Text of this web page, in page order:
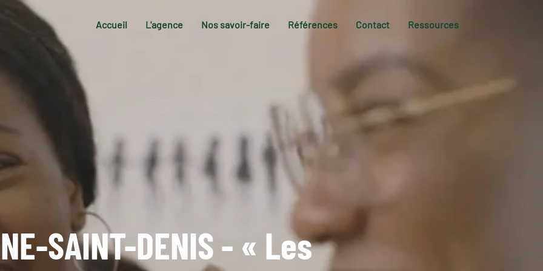
Accueil L'agence Nos savoir-faire Références Contact Ressources
SAINT-DENIS - « Les